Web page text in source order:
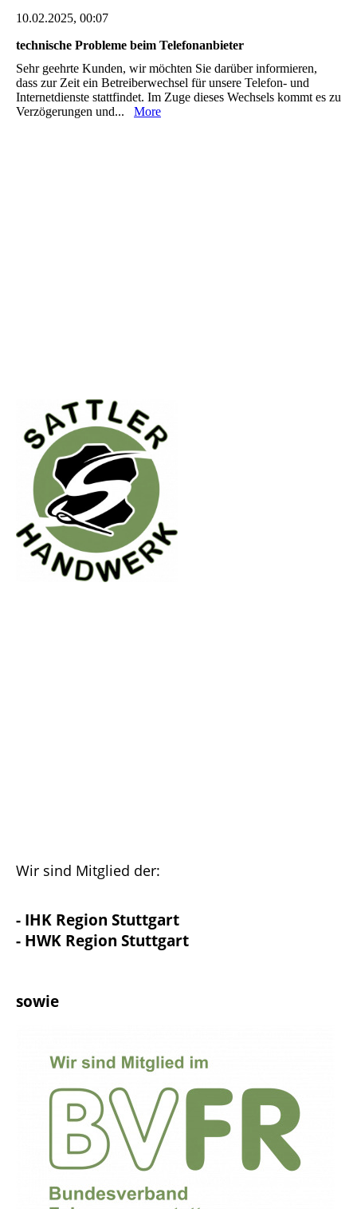
10.02.2025, 00:07
technische Probleme beim Telefonanbieter
Sehr geehrte Kunden, wir möchten Sie darüber informieren,
dass zur Zeit ein Betreiberwechsel für unsere Telefon- und
Internetdienste stattfindet. Im Zuge dieses Wechsels kommt es zu
Verzögerungen und... More
Wir sind Mitglied der:
- IHK Region Stuttgart
- HWK Region Stuttgart
sowie